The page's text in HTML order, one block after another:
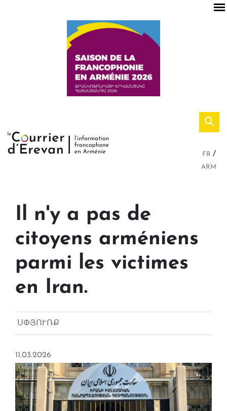
FR
ARM
Il n'y a pas de
citoyens arméniens
parmi les victimes
en Iran.
ՍՓՅՈՒՌՔ
11.03.2026